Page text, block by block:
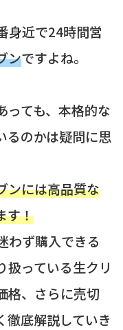
身近で24時間営
ンですよね。
っても、本格的な
るのかは疑問に思
ンには高品質な
す！
わず購入できる
扱っている生クリ
格、さらに売切
徹底解説していき